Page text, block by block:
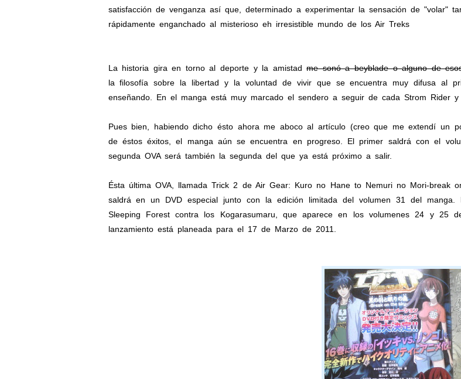
satisfacción de venganza así que, determinado a experimentar la sensación de "volar"
rápidamente enganchado al misterioso eh irresistible mundo de los Air Treks
La historia gira en torno al deporte y la amistadme sonó a beyblade o alguno de
la filosofía sobre la libertad y la voluntad de vivir que se encuentra muy difusa al
enseñando. En el manga está muy marcado el sendero a seguir de cada Strom Rider
Pues bien, habiendo dicho ésto ahora me aboco al artículo (creo que me extendí un
de éstos éxitos, el manga aún se encuentra en progreso. El primer saldrá con el
segunda OVA será también la segunda del que ya está próximo a salir.
Ésta última OVA, llamada Trick 2 de Air Gear: Kuro no Hane to Nemuri no Mori-break
saldrá en un DVD especial junto con la edición limitada del volumen 31 del manga.
Sleeping Forest contra los Kogarasumaru, que aparece en los volumenes 24 y 25
lanzamiento está planeada para el 17 de Marzo de 2011.